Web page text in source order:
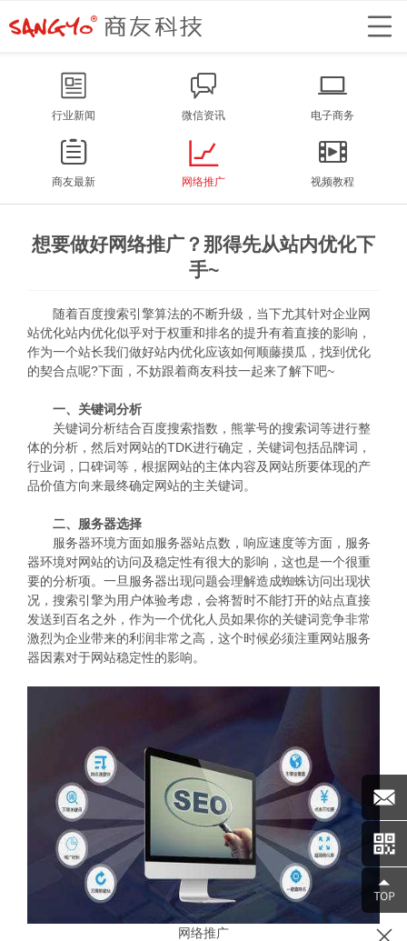
行业新闻 微信资讯 电子商务
商友最新 网络推广 视频教程
想要做好网络推广？那得先从站内优化下
手~
随着百度搜索引擎算法的不断升级，当下尤其针对企业网
站优化站内优化似乎对于权重和排名的提升有着直接的影响，
作为一个站长我们做好站内优化应该如何顺藤摸瓜，找到优化
的契合点呢?下面，不妨跟着商友科技一起来了解下吧~
一、关键词分析
关键词分析结合百度搜索指数，熊掌号的搜索词等进行整
体的分析，然后对网站的TDK进行确定，关键词包括品牌词，
行业词，口碑词等，根据网站的主体内容及网站所要体现的产
品价值方向来最终确定网站的主关键词。
二、服务器选择
服务器环境方面如服务器站点数，响应速度等方面，服务
器环境对网站的访问及稳定性有很大的影响，这也是一个很重
要的分析项。一旦服务器出现问题会理解造成蜘蛛访问出现状
况，搜索引擎为用户体验考虑，会将暂时不能打开的站点直接
发送到百名之外，作为一个优化人员如果你的关键词竞争非常
激烈为企业带来的利润非常之高，这个时候必须注重网站服务
器因素对于网站稳定性的影响。
网络推广